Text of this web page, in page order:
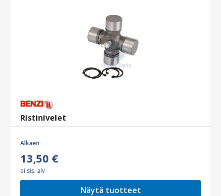
Ristinivelet
Alkaen
13,50 €
ei sis. alv
Näytä tuotteet